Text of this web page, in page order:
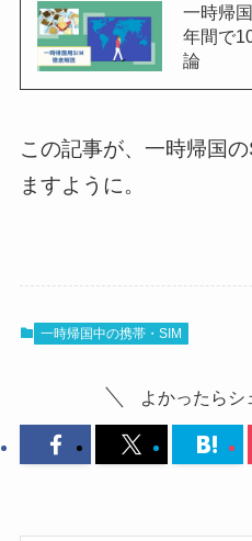
一時帰
年間で
論
この記事が、一時帰国
ますように。
一時帰国中の携帯・SIM
よかったらシ